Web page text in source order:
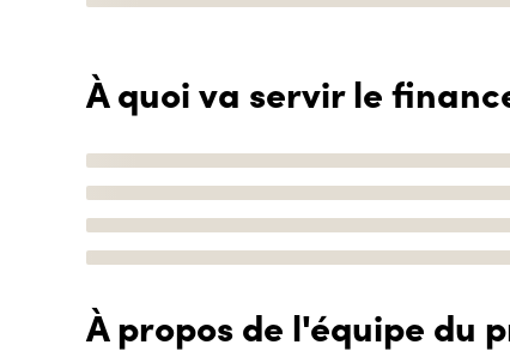
À quoi va servir le
À propos de l'équipe du